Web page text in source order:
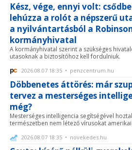
Kész, vége, ennyi volt:
lehúzza a rolót a népszerű
a nyilvántartásból a
kormányhivatal
A kormányhivatal szerint a szükséges
utasoknak a biztosítóhoz kell fordulniuk.
2026.08.07 18:35 • penzcentrum.hu
Döbbenetes áttörés: már
tervez a mesterséges
még?
Mesterséges intelligencia segítségével
természetben nem létező vírusokat
2026.08.07 18:35 • novekedes.hu